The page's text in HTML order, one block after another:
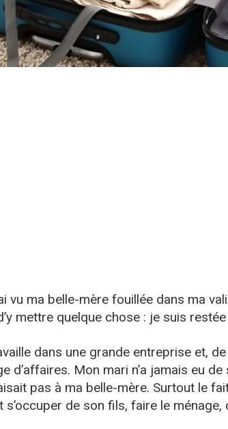
vu ma belle-mère fouillée dans ma
mettre quelque chose : je suis
dans une grande entreprise et,
d’affaires. Mon mari n’a jamais eu
pas à ma belle-mère. Surtout le
s’occuper de son fils, faire le